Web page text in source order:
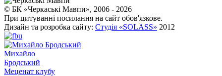
© БК «Черкаські Мавпи», 2006 - 2026
При цитуванні посилання на сайт обов'язкове.
Дизайн та розробка сайту: Студія «SOLASS» 2012
Михайло
Бродський
Меценат клубу